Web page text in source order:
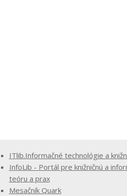
ITlib.Informačné technológie a
InfoLib - Portál pre knižničnú a
teóru a prax
Mesačník Quark